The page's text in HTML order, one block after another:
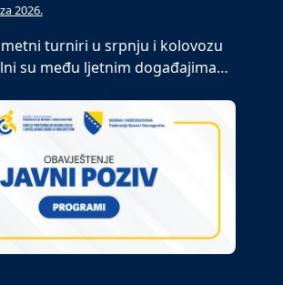
2026.
turniri u srpnju i kolovozu
su među ljetnim događajima…